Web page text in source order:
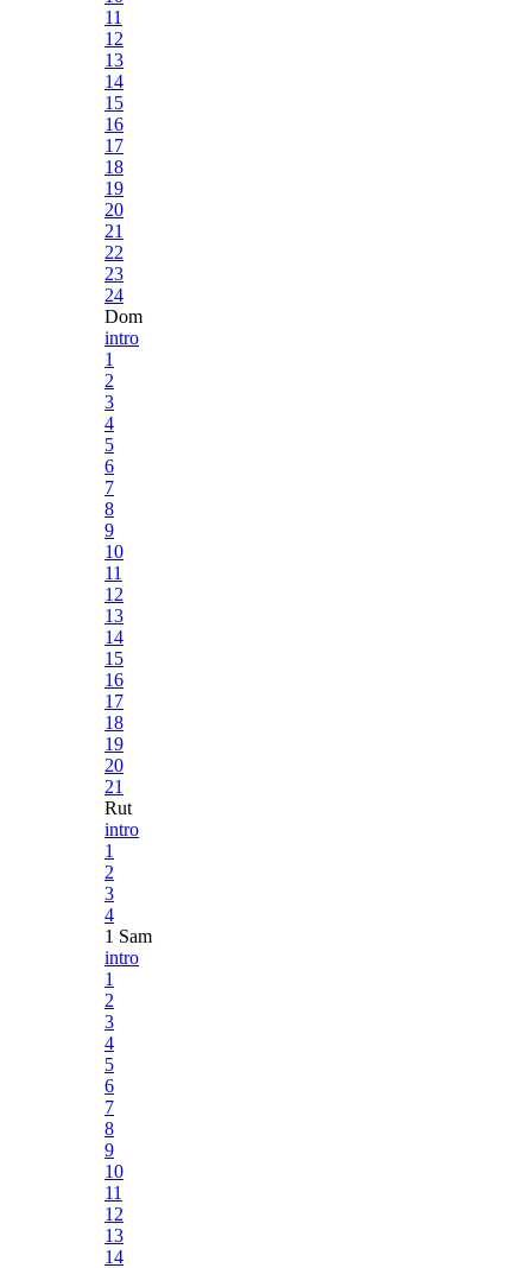
11
12
13
14
15
16
17
18
19
20
21
22
23
24
Dom
intro
1
2
3
4
5
6
7
8
9
10
11
12
13
14
15
16
17
18
19
20
21
Rut
intro
1
2
3
4
1 Sam
intro
1
2
3
4
5
6
7
8
9
10
11
12
13
14